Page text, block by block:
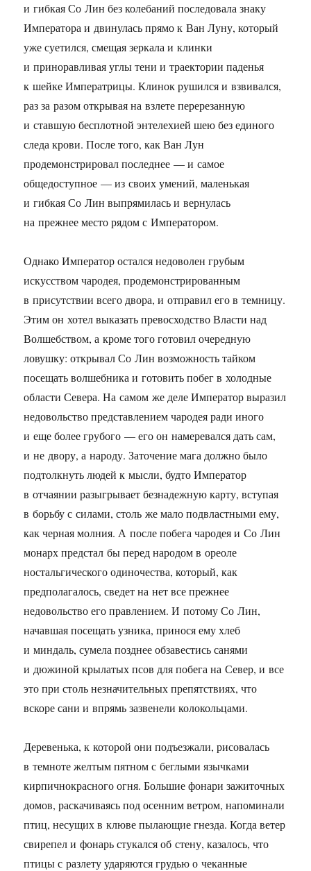
и гибкая Со Лин без колебаний последовала знаку
Императора и двинулась прямо к Ван Луну, который
уже суетился, смещая зеркала и клинки
и приноравливая углы тени и траектории паденья
к шейке Императрицы. Клинок рушился и взвивался,
раз за разом открывая на взлете перерезанную
и ставшую бесплотной энтелехией шею без единого
следа крови. После того, как Ван Лун
продемонстрировал последнее — и самое
общедоступное — из своих умений, маленькая
и гибкая Со Лин выпрямилась и вернулась
на прежнее место рядом с Императором.
Однако Император остался недоволен грубым
искусством чародея, продемонстрированным
в присутствии всего двора, и отправил его в темницу.
Этим он хотел выказать превосходство Власти над
Волшебством, а кроме того готовил очередную
ловушку: открывал Со Лин возможность тайком
посещать волшебника и готовить побег в холодные
области Севера. На самом же деле Император выразил
недовольство представлением чародея ради иного
и еще более грубого — его он намеревался дать сам,
и не двору, а народу. Заточение мага должно было
подтолкнуть людей к мысли, будто Император
в отчаянии разыгрывает безнадежную карту, вступая
в борьбу с силами, столь же мало подвластными ему,
как черная молния. А после побега чародея и Со Лин
монарх предстал бы перед народом в ореоле
ностальгического одиночества, который, как
предполагалось, сведет на нет все прежнее
недовольство его правлением. И потому Со Лин,
начавшая посещать узника, принося ему хлеб
и миндаль, сумела позднее обзавестись санями
и дюжиной крылатых псов для побега на Север, и все
это при столь незначительных препятствиях, что
вскоре сани и впрямь зазвенели колокольцами.
Деревенька, к которой они подъезжали, рисовалась
в темноте желтым пятном с беглыми язычками
кирпичнокрасного огня. Большие фонари зажиточных
домов, раскачиваясь под осенним ветром, напоминали
птиц, несущих в клюве пылающие гнезда. Когда ветер
свирепел и фонарь стукался об стену, казалось, что
птицы с разлету ударяются грудью о чеканные